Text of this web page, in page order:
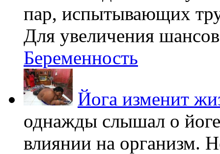
пар, испытывающих
Для увеличения
Беременность
Йога изменит
однажды слышал о
влиянии на организм.